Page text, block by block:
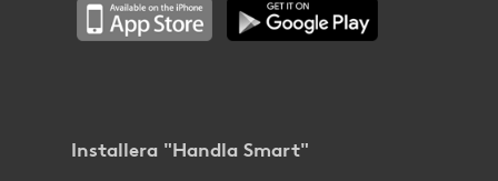
Installera "Handla Smart"